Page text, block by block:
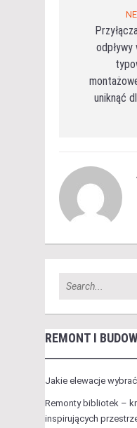
odpływy
uniknąć
REMONT I
Jakie elewacje
Remonty bibliotek –
inspirujących